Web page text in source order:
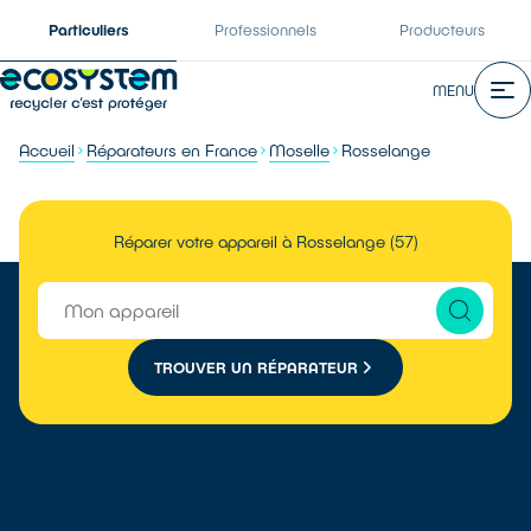
Particuliers Professionnels Producteurs
MENU
Accueil Réparateurs en France Moselle Rosselange
Réparer votre appareil à Rosselange (57)
TROUVER UN RÉPARATEUR